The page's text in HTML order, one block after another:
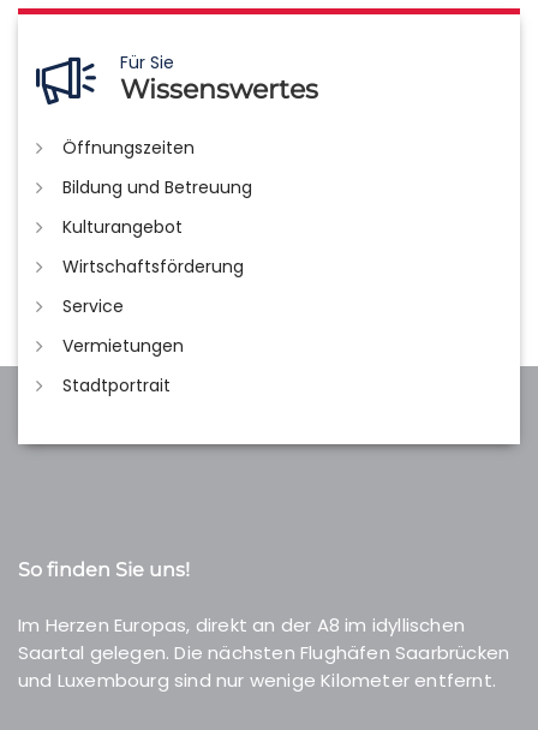
Für Sie
Wissenswertes
Öffnungszeiten
Bildung und Betreuung
Kulturangebot
Wirtschaftsförderung
Service
Vermietungen
Stadtportrait
So finden Sie uns!
Im Herzen Europas, direkt an der A8 im idyllischen
Saartal gelegen. Die nächsten Flughäfen Saarbrücken
und Luxembourg sind nur wenige Kilometer entfernt.